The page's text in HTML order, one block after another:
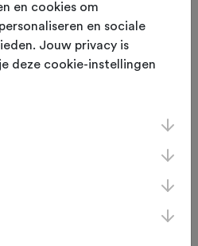
met
JOIN
we 3x
van JOIN
zijn we een paar
en cookies om
en sociale
Jouw privacy is
deze cookie-instellingen